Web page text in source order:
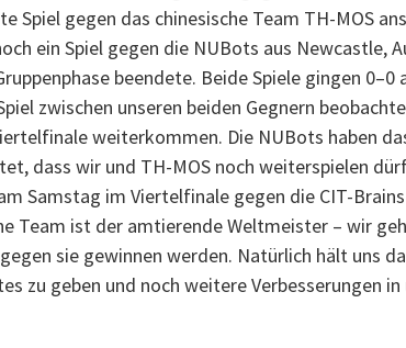
Spiel gegen das chinesische Team TH-MOS
ein Spiel gegen die NUBots aus Newcastle,
beendete. Beide Spiele gingen 0–0
zwischen unseren beiden Gegnern
weiterkommen. Die NUBots haben
dass wir und TH-MOS noch weiterspielen
Samstag im Viertelfinale gegen die CIT-Brains
Team ist der amtierende Weltmeister – wir
sie gewinnen werden. Natürlich hält uns
zu geben und noch weitere Verbesserungen in